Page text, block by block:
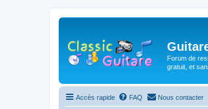
Forum de
gratuit, et
Accès rapide FAQ Nous contacter